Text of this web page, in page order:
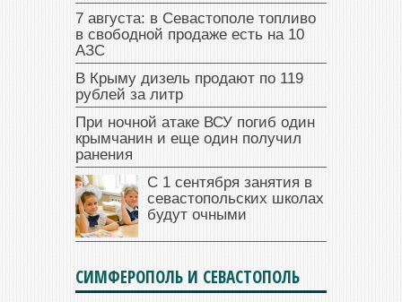
7 августа: в Севастополе топливо
в свободной продаже есть на 10
АЗС
В Крыму дизель продают по 119
рублей за литр
При ночной атаке ВСУ погиб один
крымчанин и еще один получил
ранения
С 1 сентября занятия в
севастопольских школах
будут очными
СИМФЕРОПОЛЬ И СЕВАСТОПОЛЬ